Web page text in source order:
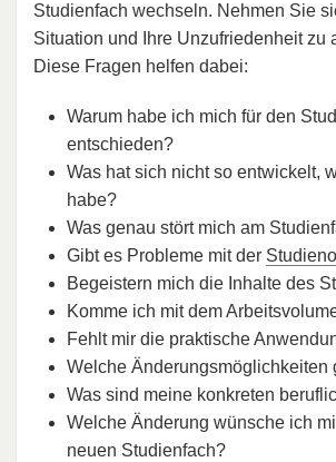
Studienfach wechseln. Nehmen Sie
Situation und Ihre Unzufriedenheit zu
Diese Fragen helfen dabei:
Warum habe ich mich für den
entschieden?
Was hat sich nicht so entwickelt,
habe?
Was genau stört mich am
Gibt es Probleme mit der
Begeistern mich die Inhalte des
Komme ich mit dem
Fehlt mir die praktische
Welche Änderungsmöglichkeiten
Was sind meine konkreten
Welche Änderung wünsche ich
neuen Studienfach?